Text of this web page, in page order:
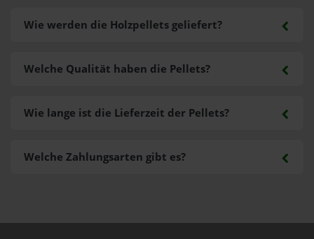
Wie werden die Holzpellets geliefert?
Welche Zahlungsarten gibt es?
Welche Qualität haben die Pellets?
Wie lange ist die Lieferzeit der Pellets?